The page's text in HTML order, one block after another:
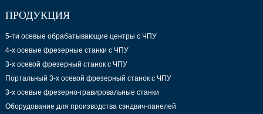
ПРОДУКЦИЯ
5-ти осевые обрабатывающие центры с ЧПУ
4-х осевые фрезерные станки с ЧПУ
3-х осевой фрезерный станок с ЧПУ
Портальный 3-х осевой фрезерный станок с ЧПУ
3-х осевые фрезерно-гравировальные станки
Оборудование для производства сэндвич-панелей